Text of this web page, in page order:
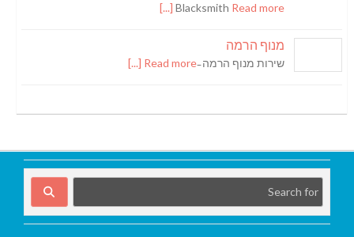
Blacksmith Read more [...]
מנוף הרמה
שירות מנוף הרמה ̵Read more [...]